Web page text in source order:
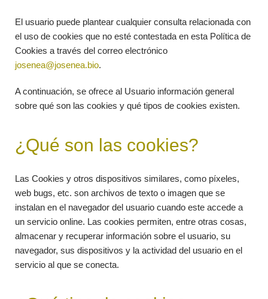
El usuario puede plantear cualquier consulta relacionada con
el uso de cookies que no esté contestada en esta Política de
Cookies a través del correo electrónico
josenea@josenea.bio.
A continuación, se ofrece al Usuario información general
sobre qué son las cookies y qué tipos de cookies existen.
¿Qué son las cookies?
Las Cookies y otros dispositivos similares, como píxeles,
web bugs, etc. son archivos de texto o imagen que se
instalan en el navegador del usuario cuando este accede a
un servicio online. Las cookies permiten, entre otras cosas,
almacenar y recuperar información sobre el usuario, su
navegador, sus dispositivos y la actividad del usuario en el
servicio al que se conecta.